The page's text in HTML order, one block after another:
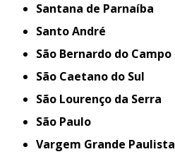
Santana de Parnaíba
Santo André
São Bernardo do Campo
São Caetano do Sul
São Lourenço da Serra
São Paulo
Vargem Grande Paulista